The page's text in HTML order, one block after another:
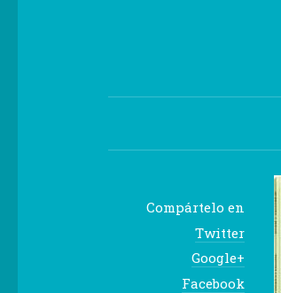
Compártelo en
Twitter
Google+
Facebook